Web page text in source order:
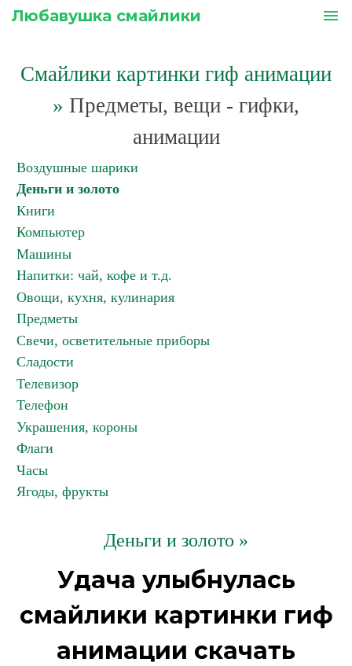
Любавушка смайлики menu
Смайлики картинки гиф анимации
» Предметы, вещи - гифки,
анимации
Воздушные шарики
Деньги и золото
Книги
Компьютер
Машины
Напитки: чай, кофе и т.д.
Овощи, кухня, кулинария
Предметы
Свечи, осветительные приборы
Сладости
Телевизор
Телефон
Украшения, короны
Флаги
Часы
Ягоды, фрукты
Деньги и золото »
Удача улыбнулась
смайлики картинки гиф
анимации скачать